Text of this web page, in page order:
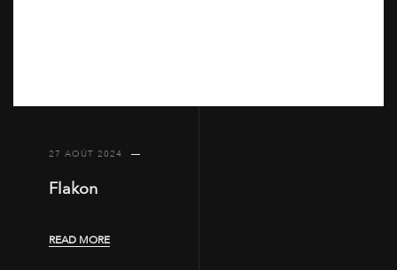
27 AOÛT 2024
Flakon
READ MORE